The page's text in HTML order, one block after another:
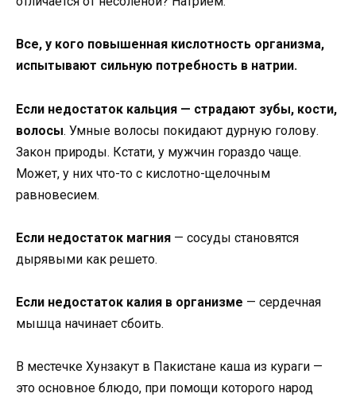
Все, у кого повышенная кислотность организма,
испытывают сильную потребность в натрии.
Если недостаток кальция — страдают зубы, кости,
волосы. Умные волосы покидают дурную голову.
Закон природы. Кстати, у мужчин гораздо чаще.
Может, у них что-то с кислотно-щелочным
равновесием.
Если недостаток магния — сосуды становятся
дырявыми как решето.
Если недостаток калия в организме — сердечная
мышца начинает сбоить.
В местечке Хунзакут в Пакистане каша из кураги —
это основное блюдо, при помощи которого народ